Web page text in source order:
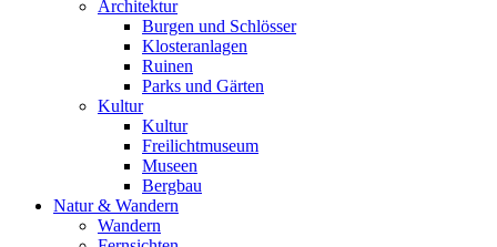
Architektur
Burgen und Schlösser
Klosteranlagen
Ruinen
Parks und Gärten
Kultur
Kultur
Freilichtmuseum
Museen
Bergbau
Natur & Wandern
Wandern